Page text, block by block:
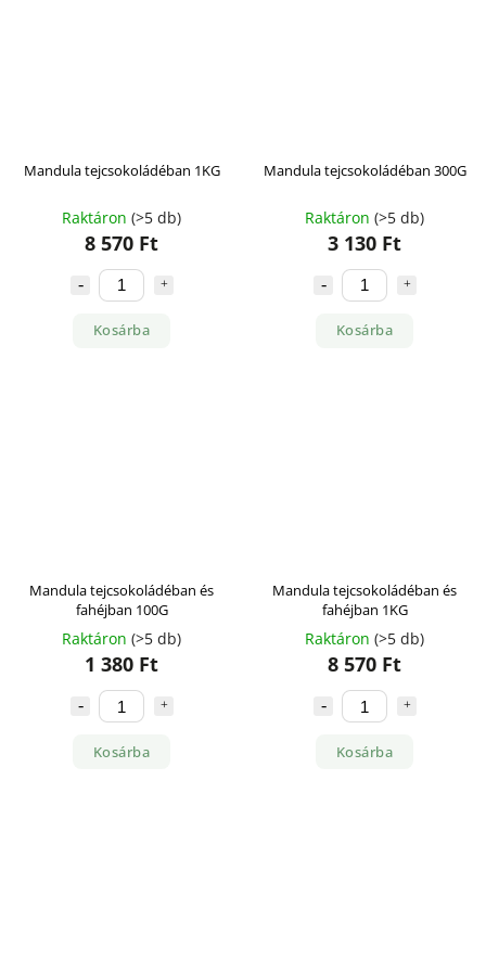
Mandula tejcsokoládéban 1KG
Raktáron (>5 db)
8 570 Ft
Kosárba
Mandula tejcsokoládéban 300G
Raktáron (>5 db)
3 130 Ft
Kosárba
Mandula tejcsokoládéban és
fahéjban 100G
Raktáron (>5 db)
1 380 Ft
Kosárba
Mandula tejcsokoládéban és
fahéjban 1KG
Raktáron (>5 db)
8 570 Ft
Kosárba